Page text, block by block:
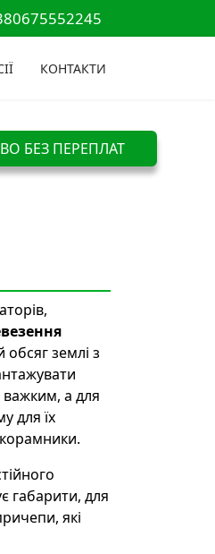
КОНТАКТИ
БЕЗ ПЕРЕПЛАТ
землі з
а для
для їх
габарити, для
які